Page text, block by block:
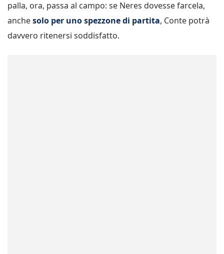
palla, ora, passa al campo: se Neres dovesse farcela,
anchesolo per uno spezzone di partita, Conte potrà
davvero ritenersi soddisfatto.